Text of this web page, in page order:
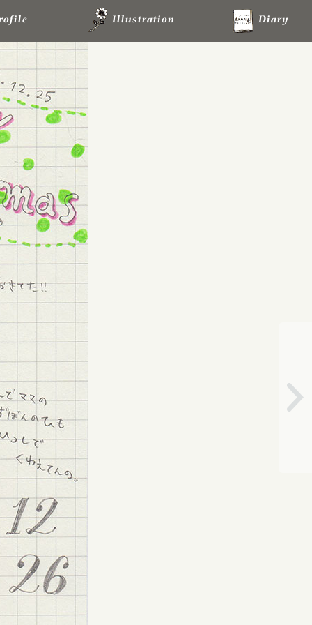
Illustration Diary